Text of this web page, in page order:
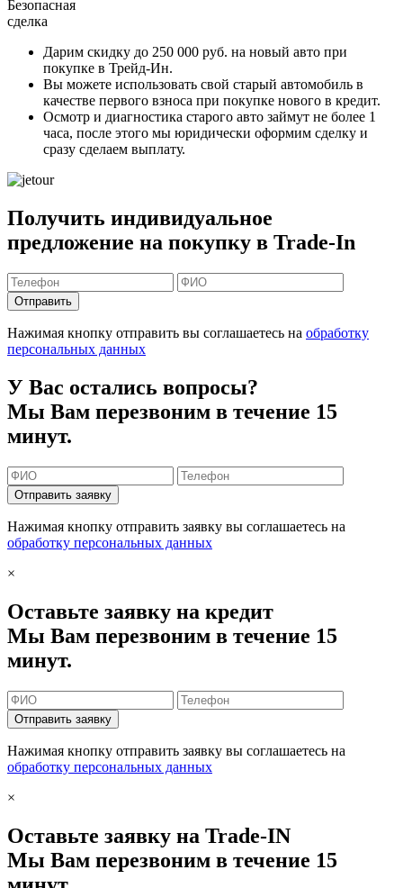
Безопасная
сделка
Дарим скидку до 250 000 руб. на новый авто при
покупке в Трейд-Ин.
Вы можете использовать свой старый автомобиль в
качестве первого взноса при покупке нового в кредит.
Осмотр и диагностика старого авто займут не более 1
часа, после этого мы юридически оформим сделку и
сразу сделаем выплату.
Получить индивидуальное
предложение на покупку в Trade-In
Отправить
Нажимая кнопку отправить вы соглашаетесь на обработку
персональных данных
У Вас остались вопросы?
Мы Вам перезвоним в течение 15
минут.
Отправить заявку
Нажимая кнопку отправить заявку вы соглашаетесь на
обработку персональных данных
×
Оставьте заявку на кредит
Мы Вам перезвоним в течение 15
минут.
Отправить заявку
Нажимая кнопку отправить заявку вы соглашаетесь на
обработку персональных данных
×
Оставьте заявку на Trade-IN
Мы Вам перезвоним в течение 15